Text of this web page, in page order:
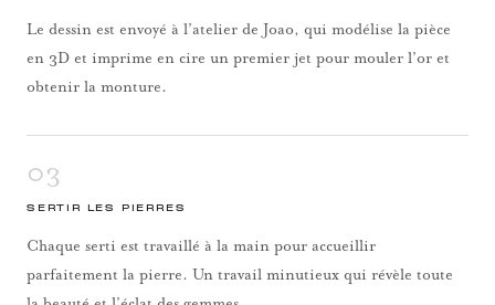
Le dessin est envoyé à l’atelier de Joao, qui modélise la pièce
en 3D et imprime en cire un premier jet pour mouler l’or et
obtenir la monture.
03
SERTIR LES PIERRES
Chaque serti est travaillé à la main pour accueillir
parfaitement la pierre. Un travail minutieux qui révèle toute